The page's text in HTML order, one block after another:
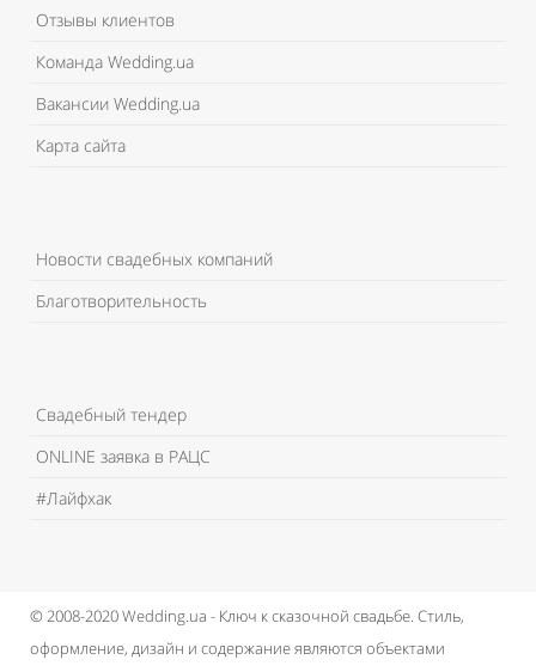
Отзывы клиентов
Команда Wedding.ua
Вакансии Wedding.ua
Карта сайта
Новости свадебных компаний
Благотворительность
Свадебный тендер
ONLINE заявка в РАЦС
#Лайфхак
© 2008-2020 Wedding.ua - Ключ к сказочной свадьбе. Стиль,
оформление, дизайн и содержание являются объектами